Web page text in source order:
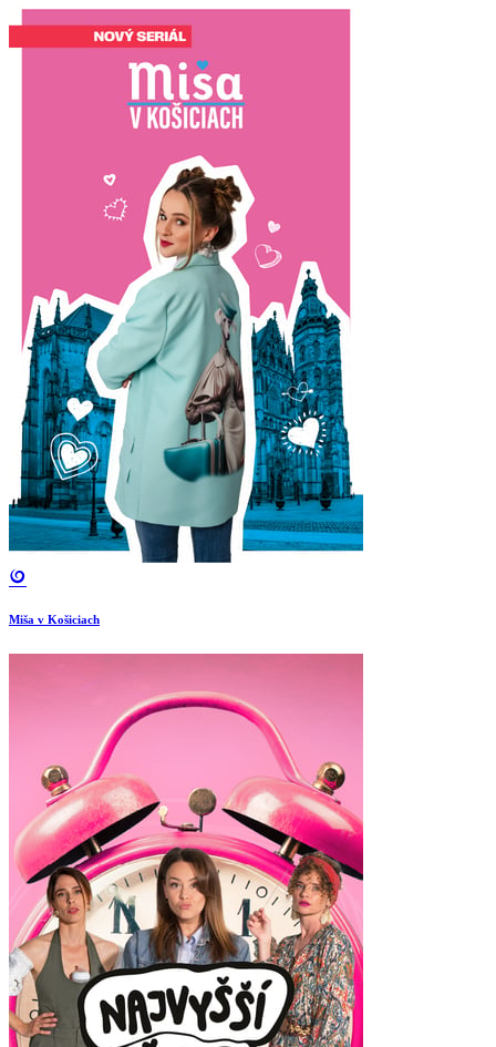
Miša v Košiciach